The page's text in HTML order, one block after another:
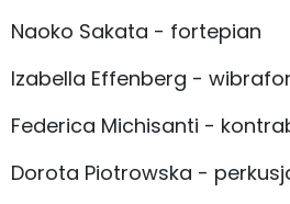
Naoko Sakata - fortepian
Izabella Effenberg -
Federica Michisanti -
Dorota Piotrowska -